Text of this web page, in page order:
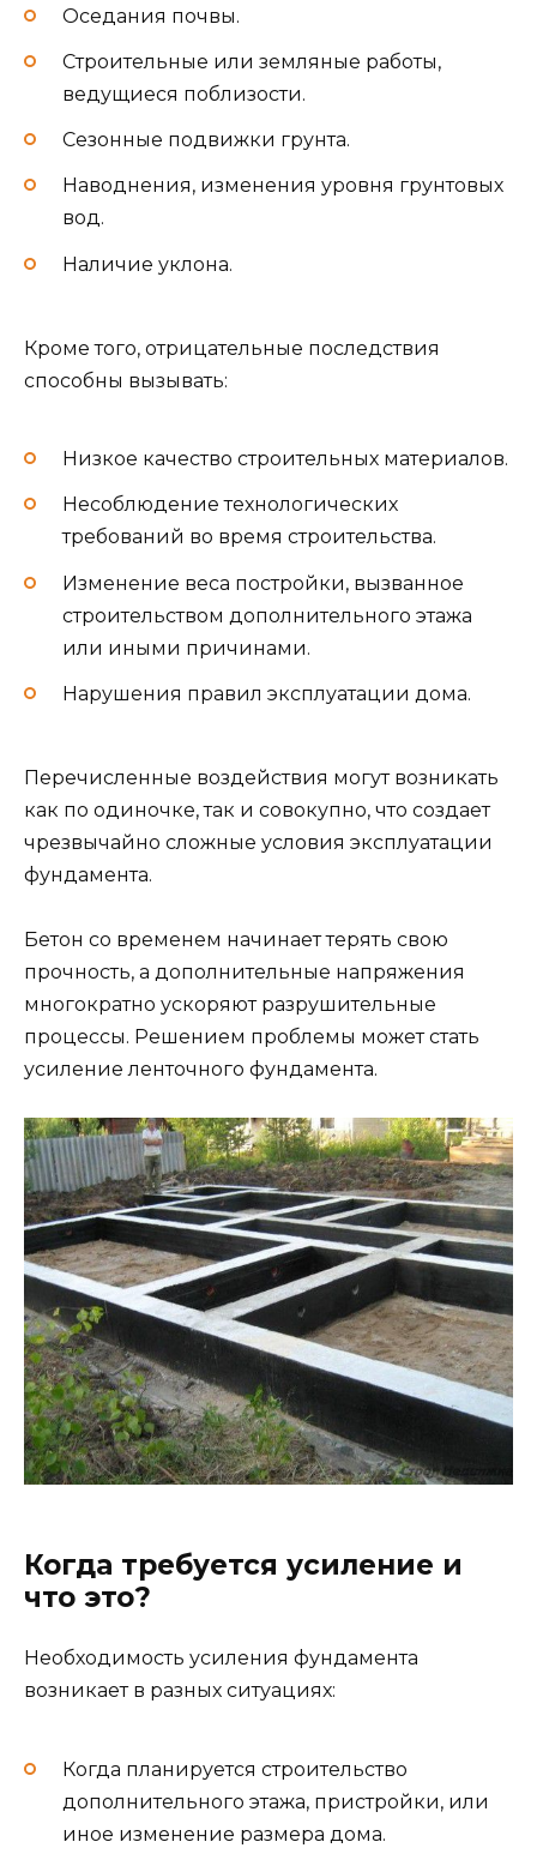
Оседания почвы.
Строительные или земляные работы,
ведущиеся поблизости.
Сезонные подвижки грунта.
Наводнения, изменения уровня грунтовых
вод.
Наличие уклона.
Кроме того, отрицательные последствия
способны вызывать:
Низкое качество строительных материалов.
Несоблюдение технологических
требований во время строительства.
Изменение веса постройки, вызванное
строительством дополнительного этажа
или иными причинами.
Нарушения правил эксплуатации дома.
Перечисленные воздействия могут возникать
как по одиночке, так и совокупно, что создает
чрезвычайно сложные условия эксплуатации
фундамента.
Бетон со временем начинает терять свою
прочность, а дополнительные напряжения
многократно ускоряют разрушительные
процессы. Решением проблемы может стать
усиление ленточного фундамента.
Когда требуется усиление и
что это?
Необходимость усиления фундамента
возникает в разных ситуациях:
Когда планируется строительство
дополнительного этажа, пристройки, или
иное изменение размера дома.